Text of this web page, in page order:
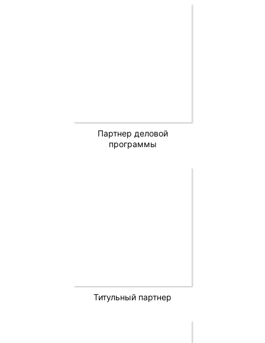
Партнер деловой
программы
Титульный партнер